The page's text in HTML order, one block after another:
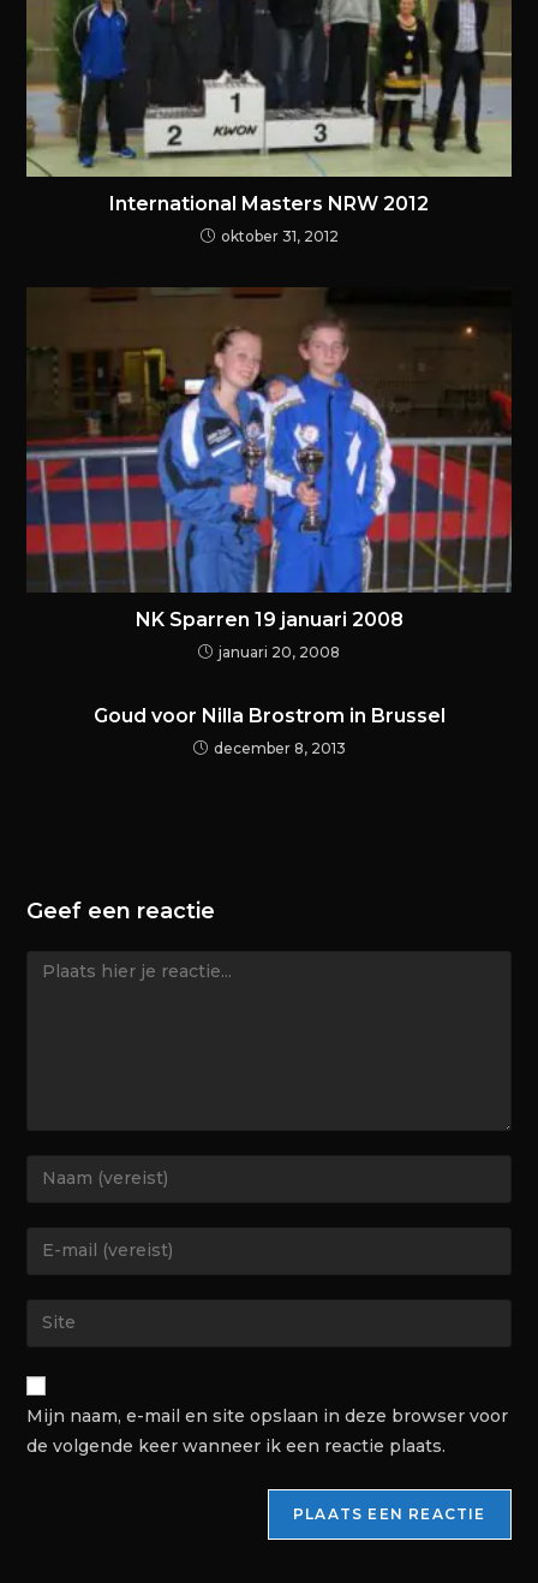
International Masters NRW 2012
oktober 31, 2012
NK Sparren 19 januari 2008
januari 20, 2008
Goud voor Nilla Brostrom in Brussel
december 8, 2013
Geef een reactie
Mijn naam, e-mail en site opslaan in deze browser voor
de volgende keer wanneer ik een reactie plaats.